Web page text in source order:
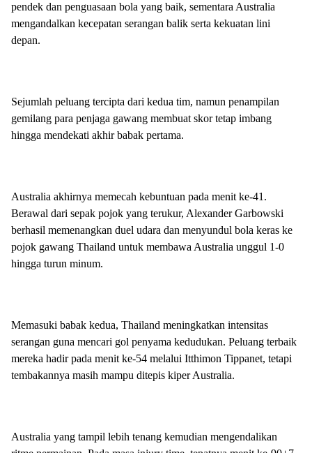
pendek dan penguasaan bola yang baik, sementara Australia
mengandalkan kecepatan serangan balik serta kekuatan lini
depan.
Sejumlah peluang tercipta dari kedua tim, namun penampilan
gemilang para penjaga gawang membuat skor tetap imbang
hingga mendekati akhir babak pertama.
Australia akhirnya memecah kebuntuan pada menit ke-41.
Berawal dari sepak pojok yang terukur, Alexander Garbowski
berhasil memenangkan duel udara dan menyundul bola keras ke
pojok gawang Thailand untuk membawa Australia unggul 1-0
hingga turun minum.
Memasuki babak kedua, Thailand meningkatkan intensitas
serangan guna mencari gol penyama kedudukan. Peluang terbaik
mereka hadir pada menit ke-54 melalui Itthimon Tippanet, tetapi
tembakannya masih mampu ditepis kiper Australia.
Australia yang tampil lebih tenang kemudian mengendalikan